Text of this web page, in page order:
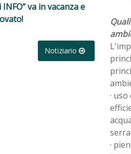
va in vacanza e
Notiziario
·
·